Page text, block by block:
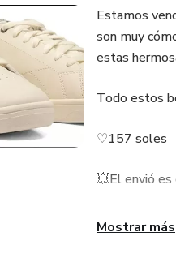
Estamos
son muy
estas
Todo estos
♡157 soles
💥El envió es
💥Contamos
Mostrar más